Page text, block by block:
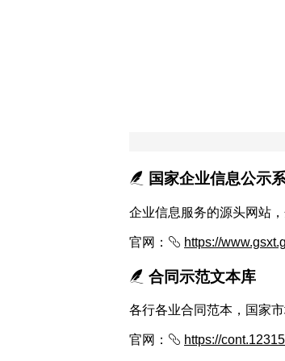
国家企业信息公示
企业信息服务的源头网站
官网： https://
合同示范文本库
各行各业合同范本，国家
官网： https://